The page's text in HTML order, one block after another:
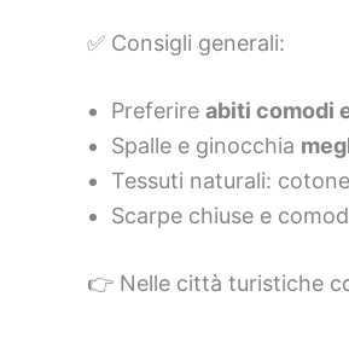
✅ Consigli generali:
Preferire abiti comodi
Spalle e ginocchia
Tessuti naturali:
Scarpe chiuse e
👉 Nelle città turistiche